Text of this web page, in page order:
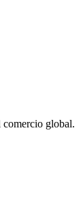
comercio global.